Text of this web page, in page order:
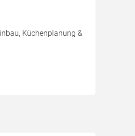
Küchenplanung &